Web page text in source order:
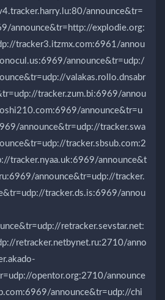
announce&tr=
announce&tr=http://explodie.org:
tracker3.itzmx.com:6961/annou
announce&tr=udp:/
valakas.rollo.dnsabr
tracker.zum.bi:6969/annou
announce&tr=u
announce&tr=udp://tracker.swa
tracker.sbsub.com:2
tracker.nyaa.uk:6969/announce&t
announce&tr=udp://tracker.
tracker.ds.is:6969/annou
retracker.sevstar.net:
retracker.netbynet.ru:2710/anno
opentor.org:2710/announce
announce&tr=udp://chi